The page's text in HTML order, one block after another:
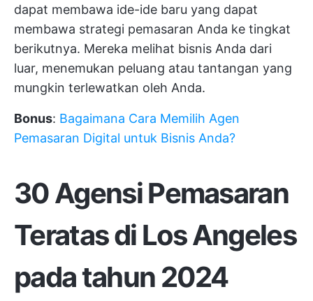
dapat membawa ide-ide baru yang dapat
membawa strategi pemasaran Anda ke tingkat
berikutnya. Mereka melihat bisnis Anda dari
luar, menemukan peluang atau tantangan yang
mungkin terlewatkan oleh Anda.
Bonus: Bagaimana Cara Memilih Agen
Pemasaran Digital untuk Bisnis Anda?
30 Agensi Pemasaran
Teratas di Los Angeles
pada tahun 2024